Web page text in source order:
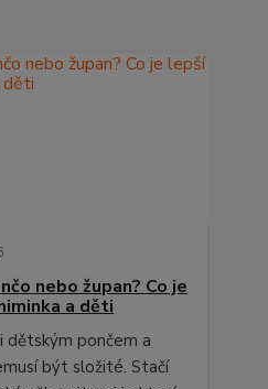
nebo župan? Co je
a děti
dětským pončem a
být složité. Stačí